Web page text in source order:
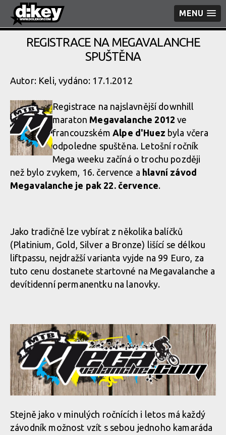
MENU
REGISTRACE NA MEGAVALANCHE
SPUŠTĚNA
Autor: Keli, vydáno: 17.1.2012
Registrace na najslavnější downhill
maraton Megavalanche 2012 ve
francouzskémAlpe d'Huez byla včera
odpoledne spuštěna. Letošní ročník
Mega weeku začíná o trochu později
než bylo zvykem, 16. července a hlavní závod
Megavalanche je pak 22. července.
Jako tradičně lze vybírat z několika balíčků
(Platinium, Gold, Silver a Bronze) lišící se délkou
liftpassu, nejdražší varianta vyjde na 99 Euro, za
tuto cenu dostanete startovné na Megavalanche a
devítidenní permanentku na lanovky.
Stejně jako v minulých ročnících i letos má každý
závodník možnost vzít s sebou jednoho kamaráda